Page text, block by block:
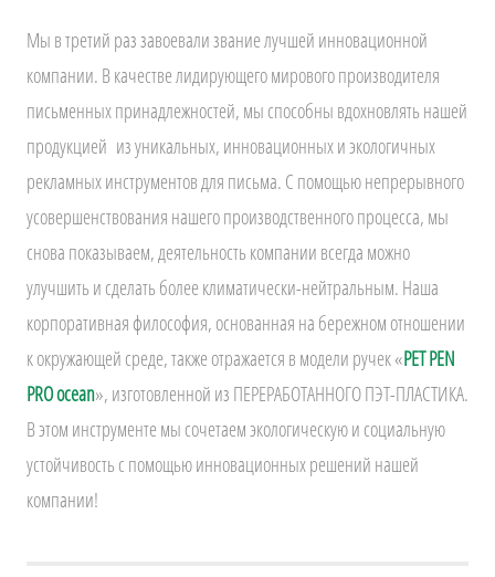
Мы в третий раз завоевали звание лучшей инновационной
компании. В качестве лидирующего мирового производителя
письменных принадлежностей, мы способны вдохновлять нашей
продукцией из уникальных, инновационных и экологичных
рекламных инструментов для письма. С помощью непрерывного
усовершенствования нашего производственного процесса, мы
снова показываем, деятельность компании всегда можно
улучшить и сделать более климатически-нейтральным. Наша
корпоративная философия, основанная на бережном отношении
к окружающей среде, также отражается в модели ручек «PET PEN
PRO ocean», изготовленной из ПЕРЕРАБОТАННОГО ПЭТ-ПЛАСТИКА.
В этом инструменте мы сочетаем экологическую и социальную
устойчивость с помощью инновационных решений нашей
компании!